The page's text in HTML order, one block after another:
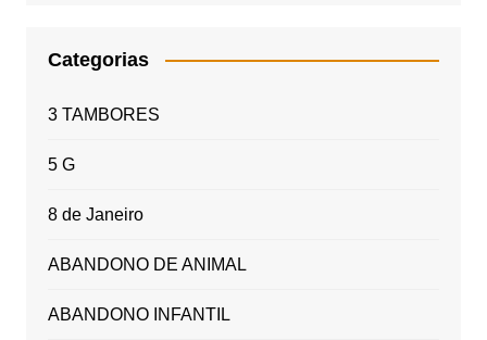
Categorias
3 TAMBORES
5 G
8 de Janeiro
ABANDONO DE ANIMAL
ABANDONO INFANTIL